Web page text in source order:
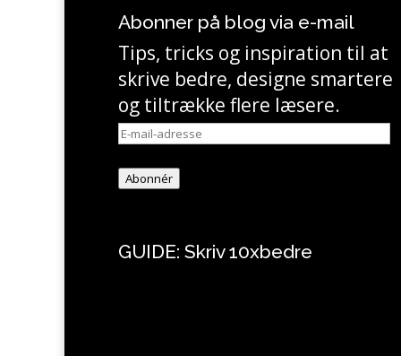
Abonner på blog via e-mail
Tips, tricks og inspiration til at
skrive bedre, designe smartere
og tiltrække flere læsere.
E-
adresse
Abonnér
GUIDE: Skriv 10xbedre